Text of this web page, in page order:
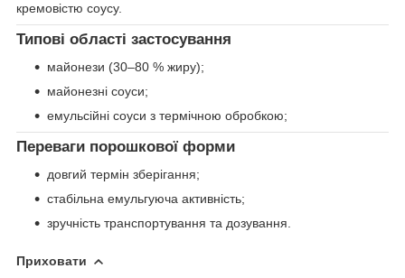
кремовістю соусу.
Типові області застосування
майонези (30–80 % жиру);
майонезні соуси;
емульсійні соуси з термічною обробкою;
Переваги порошкової форми
довгий термін зберігання;
стабільна емульгуюча активність;
зручність транспортування та дозування.
Приховати